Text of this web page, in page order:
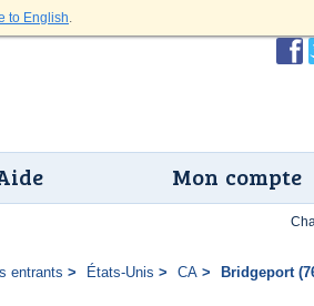
to English.
Mon compte
entrants États-Unis CA Bridgeport